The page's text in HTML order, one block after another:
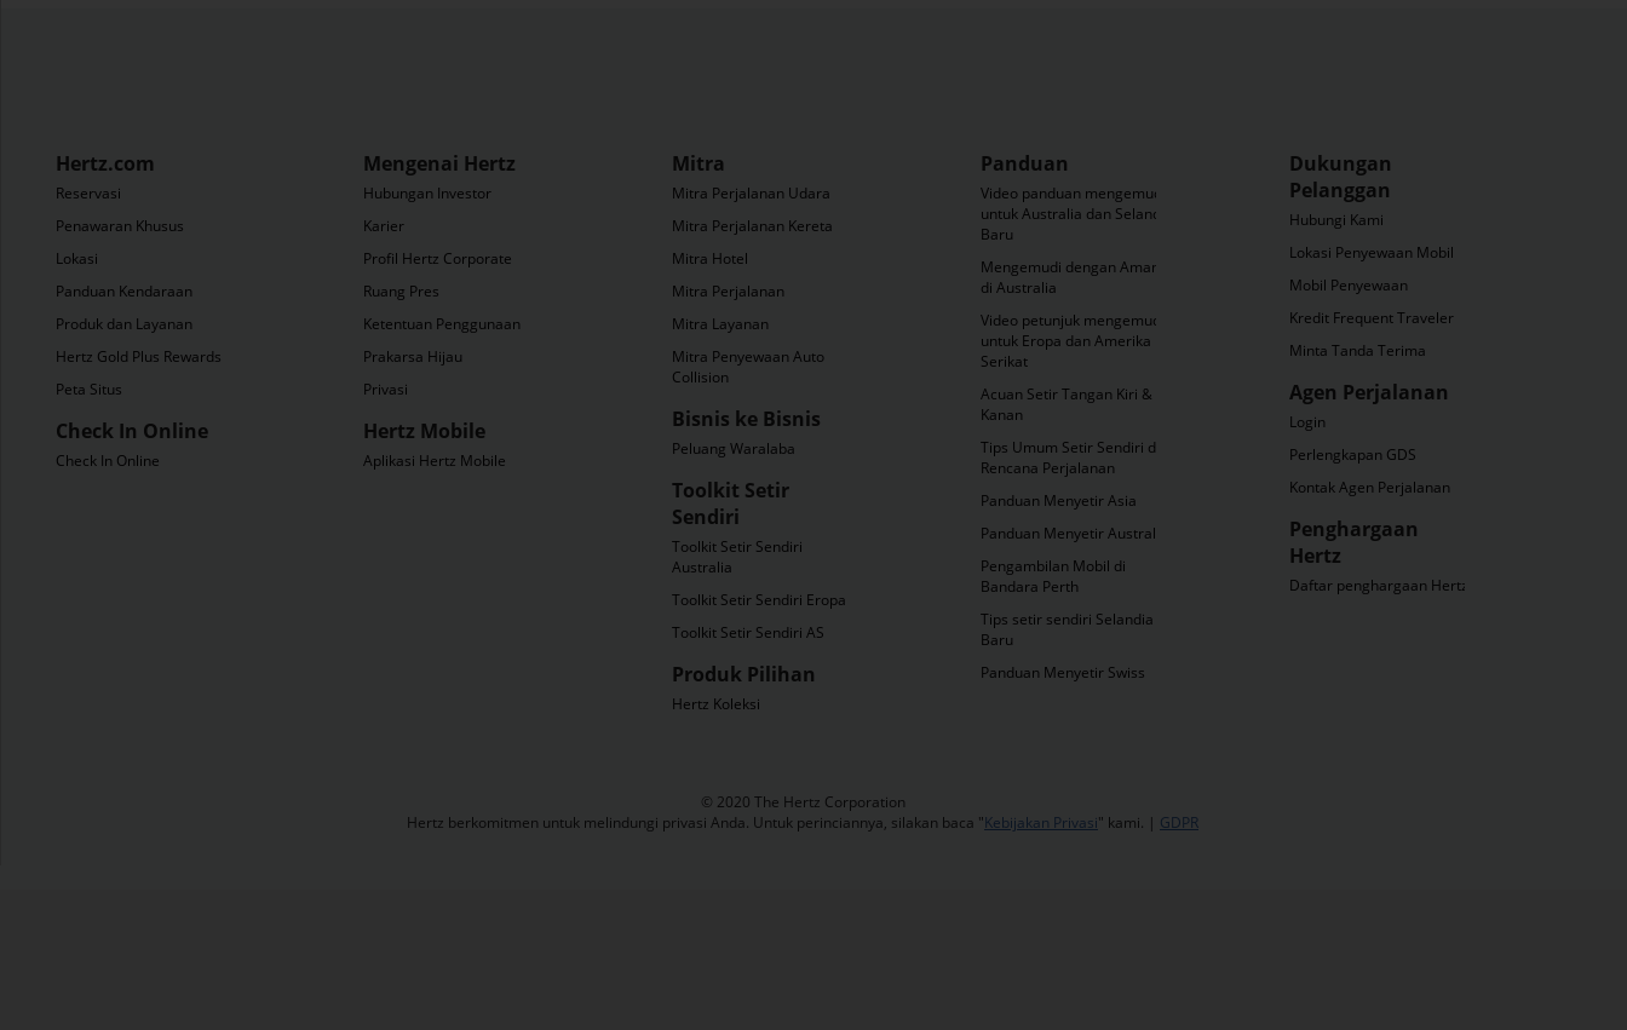
Hertz.com
Reservasi
Penawaran Khusus
Lokasi
Panduan Kendaraan
Produk dan Layanan
Hertz Gold Plus Rewards
Peta Situs
Check In Online
Check In Online
Mengenai Hertz
Hubungan Investor
Karier
Profil Hertz Corporate
Ruang Pres
Ketentuan Penggunaan
Prakarsa Hijau
Privasi
Hertz Mobile
Aplikasi Hertz Mobile
Mitra
Mitra Perjalanan Udara
Mitra Perjalanan Kereta
Mitra Hotel
Mitra Perjalanan
Mitra Layanan
Mitra Penyewaan Auto
Collision
Bisnis ke Bisnis
Peluang Waralaba
Toolkit Setir
Sendiri
Toolkit Setir Sendiri
Australia
Toolkit Setir Sendiri Eropa
Toolkit Setir Sendiri AS
Produk Pilihan
Hertz Koleksi
Panduan
Video panduan mengemudi
untuk Australia dan Selandia
Baru
Mengemudi dengan Aman
di Australia
Video petunjuk mengemudi
untuk Eropa dan Amerika
Serikat
Acuan Setir Tangan Kiri &
Kanan
Tips Umum Setir Sendiri dan
Rencana Perjalanan
Panduan Menyetir Asia
Panduan Menyetir Australia
Pengambilan Mobil di
Bandara Perth
Tips setir sendiri Selandia
Baru
Panduan Menyetir Swiss
Dukungan
Pelanggan
Hubungi Kami
Lokasi Penyewaan Mobil
Mobil Penyewaan
Kredit Frequent Traveler
Minta Tanda Terima
Agen Perjalanan
Login
Perlengkapan GDS
Kontak Agen Perjalanan
Penghargaan
Hertz
Daftar penghargaan Hertz
​© 2020 The Hertz Corporation
Hertz berkomitmen untuk melindungi privasi Anda. Untuk perinciannya, silakan baca "Kebijakan Privasi" kami. | GDPR